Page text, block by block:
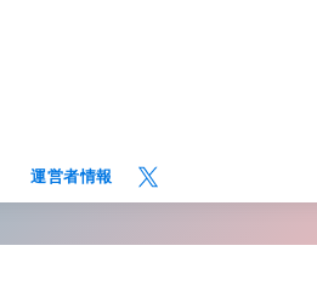
運営者情報